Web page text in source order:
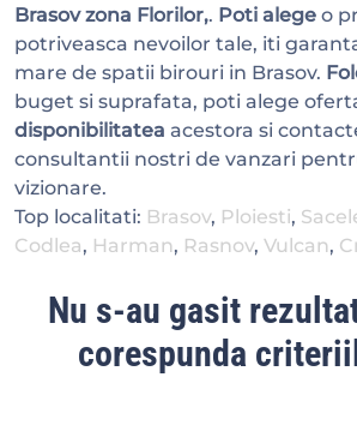
Brasov zona Florilor,. Poti alege o
potriveasca nevoilor tale, iti
mare de spatii birouri in Brasov.
buget si suprafata, poti alege
disponibilitatea acestora si
consultantii nostri de vanzari
vizionare.
Top localitati: Brasov, Ploiesti,
Codlea, Harman, Rasnov, Vulcan,
Nu s-au gasit
corespunda